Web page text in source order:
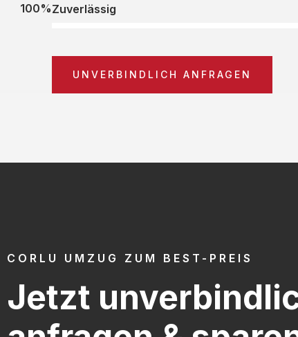
Zuverlässig
100%
UNVERBINDLICH ANFRAGEN
CORLU UMZUG ZUM BEST-PREIS
Jetzt